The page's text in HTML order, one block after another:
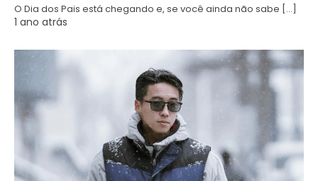
O Dia dos Pais está chegando e, se você ainda não sabe […]
1 ano atrás